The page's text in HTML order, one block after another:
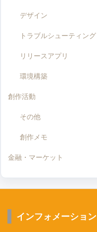
デザイン
トラブルシューティング
リリースアプリ
環境構築
創作活動
その他
創作メモ
金融・マーケット
インフォメーション